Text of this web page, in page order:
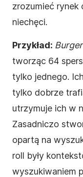
zrozumieć rynek
niechęci.
Przykład:
tworząc 64
tylko jednego. Ich
tylko dobrze
utrzymuje ich w
Zasadniczo
opartą na
roll były
wyszukiwaniem